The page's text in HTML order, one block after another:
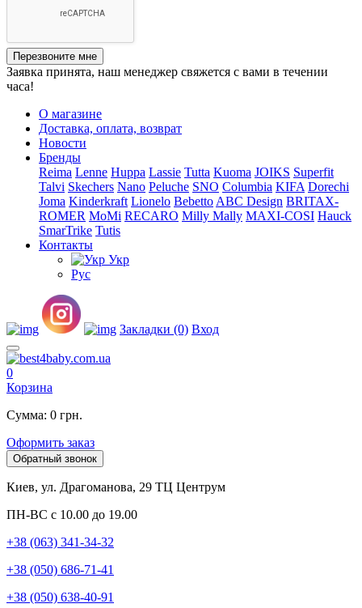
Перезвоните мне
Заявка принята, наш менеджер свяжется с вами в течении
часа!
О магазине
Доставка, оплата, возврат
Новости
Бренды
Reima Lenne Huppa Lassie Tutta Kuoma JOIKS Superfit
Talvi Skechers Nano Peluche SNO Columbia KIFA Dorechi
Joma Kinderkraft Lionelo Bebetto ABC Design BRITAX-
ROMER MoMi RECARO Milly Mally MAXI-COSI Hauck
SmarTrike Tutis
Контакты
Укр
Рус
Закладки (0) Вход
0
Корзина
Сумма: 0 грн.
Оформить заказ
Обратный звонок
Киев, ул. Драгоманова, 29 ТЦ Центрум
ПН-ВС с 10.00 до 19.00
+38 (063) 341-34-32
+38 (050) 686-71-41
+38 (050) 638-40-91